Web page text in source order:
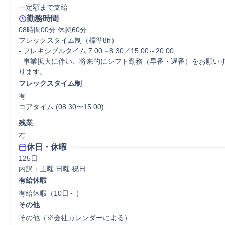
一定額まで支給
勤務時間
08時間00分 休憩60分
フレックスタイム制（標準8h）
- フレキシブルタイム 7:00～8:30／15:00～20:00
- 事業拡大に伴い、将来的にシフト勤務（早番・遅番）をお願い
ります。
フレックスタイム制
有
コアタイム (08:30〜15:00)
残業
有
休日・休暇
125日
内訳：土曜 日曜 祝日
有給休暇
有給休暇（10日～）
その他
その他（※会社カレンダーによる）